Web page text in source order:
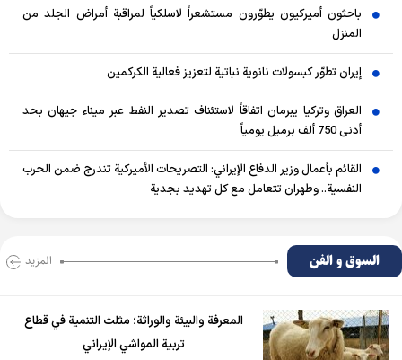
باحثون أميركيون يطوّرون مستشعراً لاسلكياً لمراقبة أمراض الجلد من
المنزل
إيران تطوّر كبسولات نانوية نباتية لتعزيز فعالية الكركمين
العراق وتركيا يبرمان اتفاقاً لاستئناف تصدير النفط عبر ميناء جيهان بحد
أدنى 750 ألف برميل يومياً
القائم بأعمال وزير الدفاع الإيراني: التصريحات الأميركية تندرج ضمن الحرب
النفسية.. وطهران تتعامل مع كل تهديد بجدية
السوق و الفن المزید
المعرفة والبيئة والوراثة؛ مثلث التنمية في قطاع
تربية المواشي الإيراني